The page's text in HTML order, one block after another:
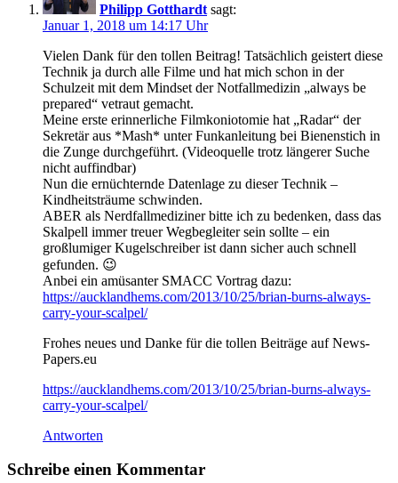
Philipp Gotthardt sagt:
Januar 1, 2018 um 14:17 Uhr
Vielen Dank für den tollen Beitrag! Tatsächlich geistert diese
Technik ja durch alle Filme und hat mich schon in der
Schulzeit mit dem Mindset der Notfallmedizin „always be
prepared“ vetraut gemacht.
Meine erste erinnerliche Filmkoniotomie hat „Radar“ der
Sekretär aus *Mash* unter Funkanleitung bei Bienenstich in
die Zunge durchgeführt. (Videoquelle trotz längerer Suche
nicht auffindbar)
Nun die ernüchternde Datenlage zu dieser Technik –
Kindheitsträume schwinden.
ABER als Nerdfallmediziner bitte ich zu bedenken, dass das
Skalpell immer treuer Wegbegleiter sein sollte – ein
großlumiger Kugelschreiber ist dann sicher auch schnell
gefunden. 😉
Anbei ein amüsanter SMACC Vortrag dazu:
https://aucklandhems.com/2013/10/25/brian-burns-always-
carry-your-scalpel/
Frohes neues und Danke für die tollen Beiträge auf News-
Papers.eu
https://aucklandhems.com/2013/10/25/brian-burns-always-
carry-your-scalpel/
Antworten
Schreibe einen Kommentar